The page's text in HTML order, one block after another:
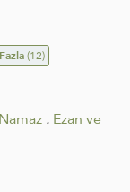
(12)
Namaz.Ezan ve